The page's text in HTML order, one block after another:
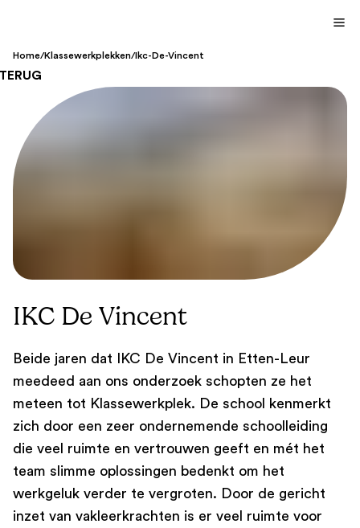
Home/Klassewerkplekken/Ikc-De-Vincent
IKC De Vincent
Beide jaren dat IKC De Vincent in Etten-Leur
meedeed aan ons onderzoek schopten ze het
meteen tot Klassewerkplek. De school kenmerkt
zich door een zeer ondernemende schoolleiding
die veel ruimte en vertrouwen geeft en mét het
team slimme oplossingen bedenkt om het
werkgeluk verder te vergroten. Door de gericht
inzet van vakleerkrachten is er veel ruimte voor